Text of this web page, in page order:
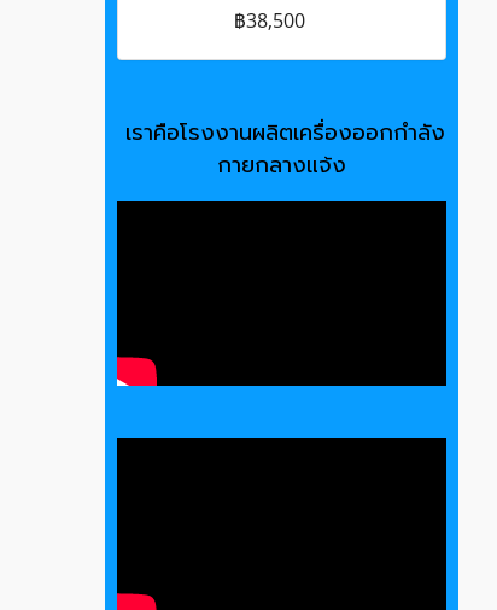
฿38,500
เราคือโรงงานผลิตเครื่องออกกำลัง
กายกลางแจ้ง